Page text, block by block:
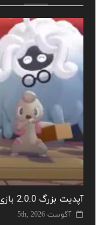
آپدیت بزرگ 2.0.0 بازی Pokémon Pokopia منتشر شد
آگوست 5th, 2026